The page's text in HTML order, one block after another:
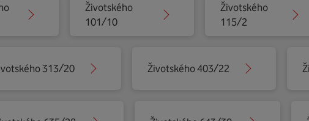
Životského
101/10
Životského
115/2
313/20 Životského 403/22